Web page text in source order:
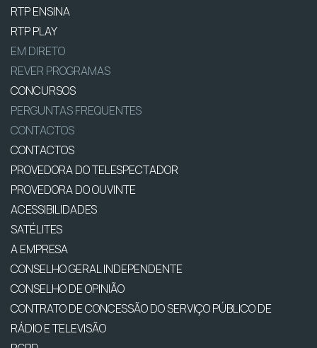
RTP ENSINA
RTP PLAY
EM DIRETO
REVER PROGRAMAS
CONCURSOS
PERGUNTAS FREQUENTES
CONTACTOS
CONTACTOS
PROVEDORA DO TELESPECTADOR
PROVEDORA DO OUVINTE
ACESSIBILIDADES
SATÉLITES
A EMPRESA
CONSELHO GERAL INDEPENDENTE
CONSELHO DE OPINIÃO
CONTRATO DE CONCESSÃO DO SERVIÇO PÚBLICO DE
RÁDIO E TELEVISÃO